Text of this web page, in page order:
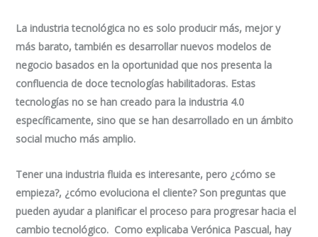
La industria tecnológica no es solo producir más, mejor y
más barato, también es desarrollar nuevos modelos de
negocio basados en la oportunidad que nos presenta la
confluencia de doce tecnologías habilitadoras. Estas
tecnologías no se han creado para la industria 4.0
específicamente, sino que se han desarrollado en un ámbito
social mucho más amplio.
Tener una industria fluida es interesante, pero ¿cómo se
empieza?, ¿cómo evoluciona el cliente? Son preguntas que
pueden ayudar a planificar el proceso para progresar hacia el
cambio tecnológico. Como explicaba Verónica Pascual, hay